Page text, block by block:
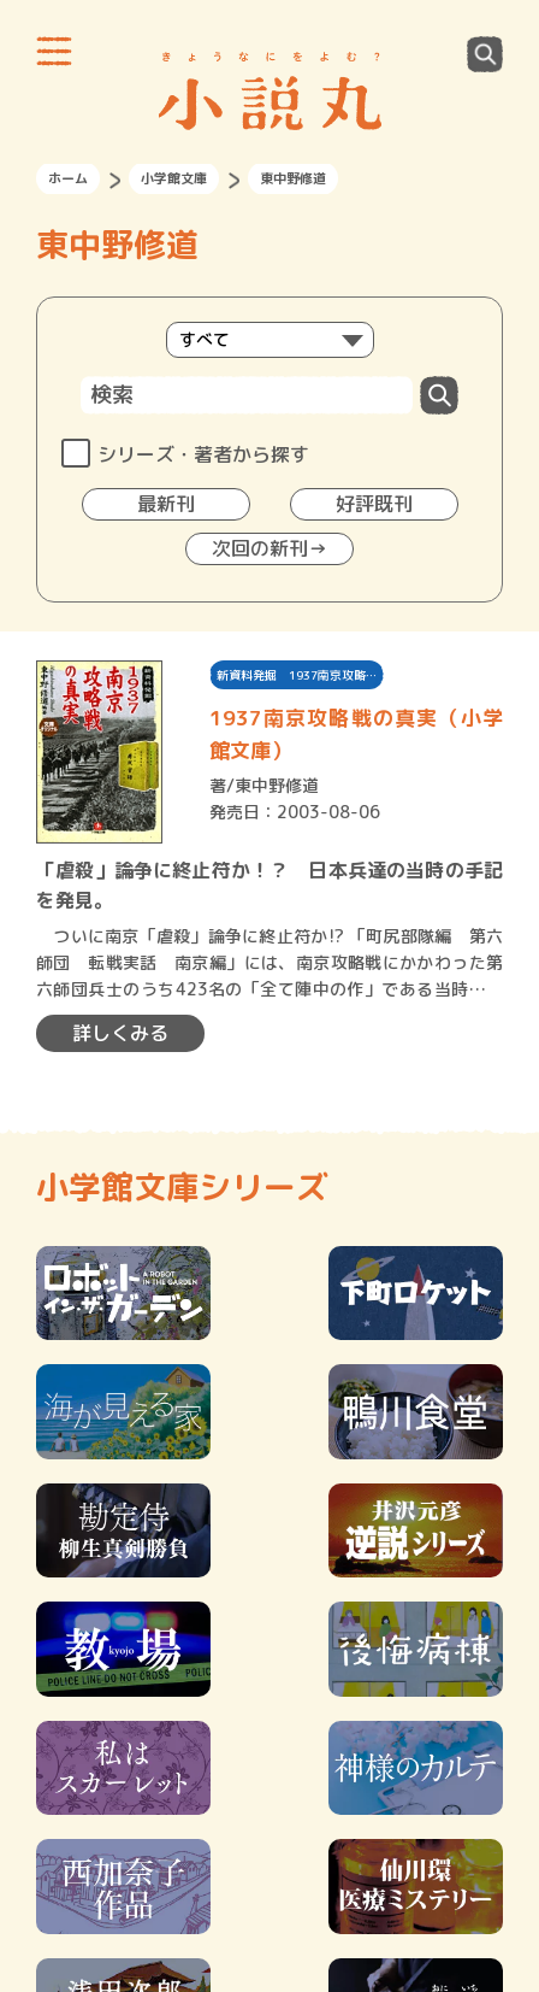
ホーム 小学館文庫 東中野修道
東中野修道
シリーズ・著者から探す
最新刊
好評既刊
次回の新刊→
新資料発掘 1937南京攻略…
1937南京攻略戦の真実（小学
館文庫）
著/東中野修道
発売日：2003-08-06
「虐殺」論争に終止符か！？ 日本兵達の当時の手記
を発見。
ついに南京「虐殺」論争に終止符か!? 「町尻部隊編 第六
師団 転戦実話 南京編」には、南京攻略戦にかかわった第
六師団兵士のうち423名の「全て陣中の作」である当時の手
記…
詳しくみる
小学館文庫シリーズ